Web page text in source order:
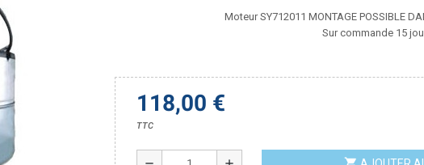
Moteur SY712011 MONTAGE POSSIBLE
Sur commande 15
118,00 €
TTC